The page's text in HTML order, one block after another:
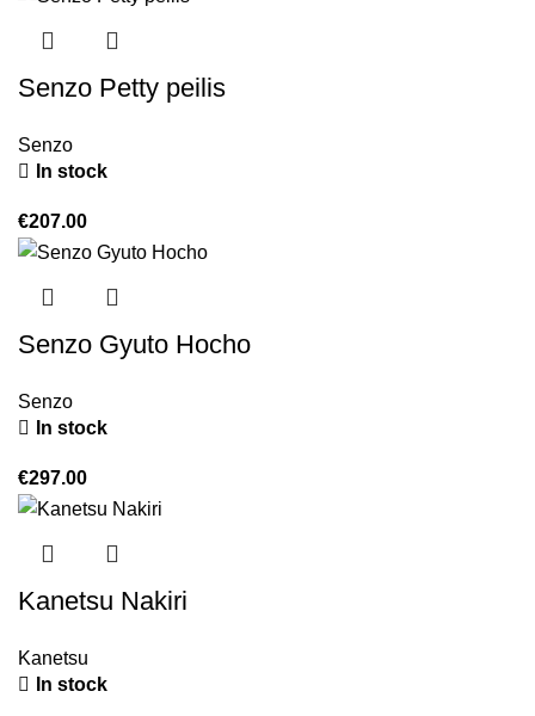
Senzo Petty peilis
Senzo
In stock
€207.00
Senzo Gyuto Hocho
Senzo
In stock
€297.00
Kanetsu Nakiri
Kanetsu
In stock